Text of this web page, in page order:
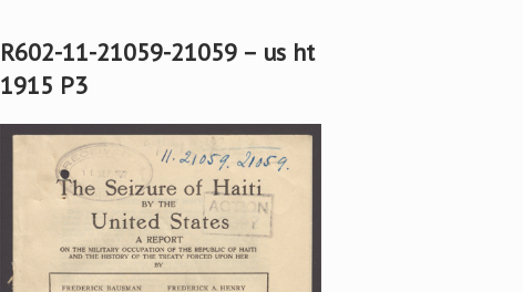
R602-11-21059-21059 – us ht
1915 P3